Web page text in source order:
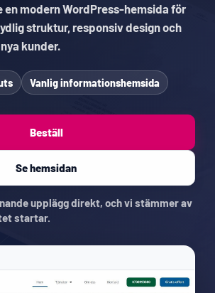
en modern WordPress-hemsida för
struktur, responsiv design och
kunder.
Vanlig informationshemsida
Beställ
Se hemsidan
upplägg direkt, och vi stämmer av
startar.